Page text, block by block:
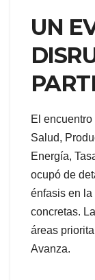
UN
El
Salud,
Energía,
ocupó de
énfasis en
concretas.
áreas
Avanza.